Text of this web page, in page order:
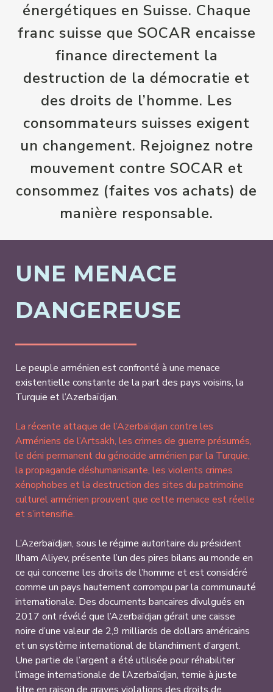
énergétiques en Suisse. Chaque
franc suisse que SOCAR encaisse
finance directement la
destruction de la démocratie et
des droits de l’homme. Les
consommateurs suisses exigent
un changement. Rejoignez notre
mouvement contre SOCAR et
consommez (faites vos achats) de
manière responsable.
UNE MENACE
DANGEREUSE
Le peuple arménien est confronté à une menace
existentielle constante de la part des pays voisins, la
Turquie et l’Azerbaïdjan.
La récente attaque de l’Azerbaïdjan contre les
Arméniens de l’Artsakh, les crimes de guerre présumés,
le déni permanent du génocide arménien par la Turquie,
la propagande déshumanisante, les violents crimes
xénophobes et la destruction des sites du patrimoine
culturel arménien prouvent que cette menace est réelle
et s’intensifie.
L’Azerbaïdjan, sous le régime autoritaire du président
Ilham Aliyev, présente l’un des pires bilans au monde en
ce qui concerne les droits de l’homme et est considéré
comme un pays hautement corrompu par la communauté
internationale. Des documents bancaires divulgués en
2017 ont révélé que l’Azerbaïdjan gérait une caisse
noire d’une valeur de 2,9 milliards de dollars américains
et un système international de blanchiment d’argent.
Une partie de l’argent a été utilisée pour réhabiliter
l’image internationale de l’Azerbaïdjan, ternie à juste